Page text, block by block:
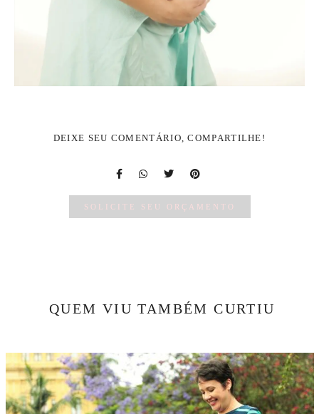
DEIXE SEU COMENTÁRIO, COMPARTILHE!
SOLICITE SEU ORÇAMENTO
QUEM VIU TAMBÉM CURTIU